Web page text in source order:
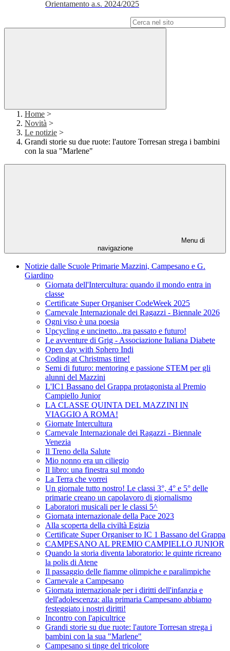
Orientamento a.s. 2024/2025
Home >
Novità >
Le notizie >
Grandi storie su due ruote: l'autore Torresan strega i bambini
con la sua "Marlene"
Menu di
navigazione
Notizie dalle Scuole Primarie Mazzini, Campesano e G.
Giardino
Giornata dell'Intercultura: quando il mondo entra in
classe
Certificate Super Organiser CodeWeek 2025
Carnevale Internazionale dei Ragazzi - Biennale 2026
Ogni viso è una poesia
Upcycling e uncinetto...tra passato e futuro!
Le avventure di Grig - Associazione Italiana Diabete
Open day with Sphero Indi
Coding at Christmas time!
Semi di futuro: mentoring e passione STEM per gli
alunni del Mazzini
L'IC1 Bassano del Grappa protagonista al Premio
Campiello Junior
LA CLASSE QUINTA DEL MAZZINI IN
VIAGGIO A ROMA!
Giornate Intercultura
Carnevale Internazionale dei Ragazzi - Biennale
Venezia
Il Treno della Salute
Mio nonno era un ciliegio
Il libro: una finestra sul mondo
La Terra che vorrei
Un giornale tutto nostro! Le classi 3°, 4° e 5° delle
primarie creano un capolavoro di giornalismo
Laboratori musicali per le classi 5^
Giornata internazionale della Pace 2023
Alla scoperta della civiltà Egizia
Certificate Super Organiser to IC 1 Bassano del Grappa
CAMPESANO AL PREMIO CAMPIELLO JUNIOR
Quando la storia diventa laboratorio: le quinte ricreano
la polis di Atene
Il passaggio delle fiamme olimpiche e paralimpiche
Carnevale a Campesano
Giornata internazionale per i diritti dell'infanzia e
dell'adolescenza: alla primaria Campesano abbiamo
festeggiato i nostri diritti!
Incontro con l'apicultrice
Grandi storie su due ruote: l'autore Torresan strega i
bambini con la sua "Marlene"
Campesano si tinge del tricolore